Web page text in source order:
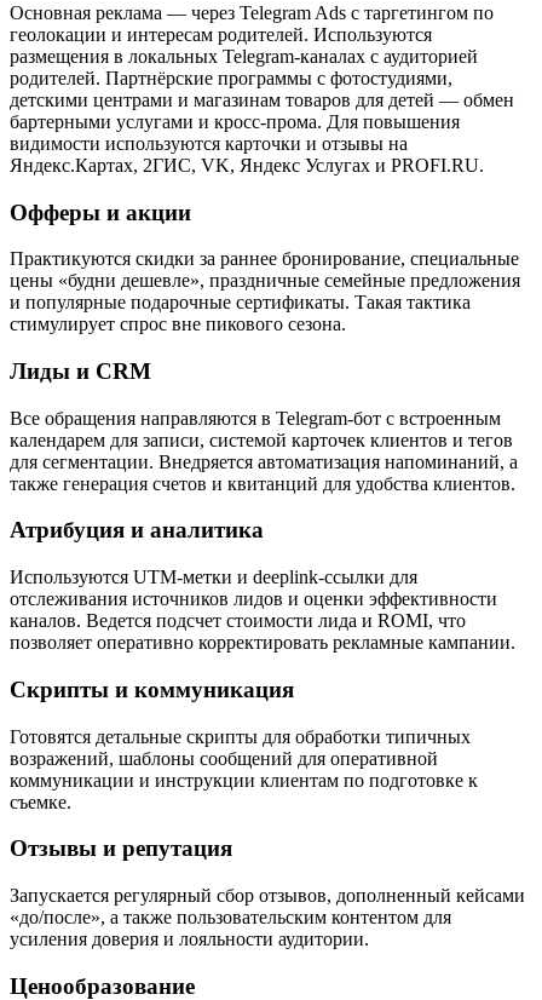
Основная реклама — через Telegram Ads с таргетингом по
геолокации и интересам родителей. Используются
размещения в локальных Telegram-каналах с аудиторией
родителей. Партнёрские программы с фотостудиями,
детскими центрами и магазинам товаров для детей — обмен
бартерными услугами и кросс-прома. Для повышения
видимости используются карточки и отзывы на
Яндекс.Картах, 2ГИС, VK, Яндекс Услугах и PROFI.RU.
Офферы и акции
Практикуются скидки за раннее бронирование, специальные
цены «будни дешевле», праздничные семейные предложения
и популярные подарочные сертификаты. Такая тактика
стимулирует спрос вне пикового сезона.
Лиды и CRM
Все обращения направляются в Telegram-бот с встроенным
календарем для записи, системой карточек клиентов и тегов
для сегментации. Внедряется автоматизация напоминаний, а
также генерация счетов и квитанций для удобства клиентов.
Атрибуция и аналитика
Используются UTM-метки и deeplink-ссылки для
отслеживания источников лидов и оценки эффективности
каналов. Ведется подсчет стоимости лида и ROMI, что
позволяет оперативно корректировать рекламные кампании.
Скрипты и коммуникация
Готовятся детальные скрипты для обработки типичных
возражений, шаблоны сообщений для оперативной
коммуникации и инструкции клиентам по подготовке к
съемке.
Отзывы и репутация
Запускается регулярный сбор отзывов, дополненный кейсами
«до/после», а также пользовательским контентом для
усиления доверия и лояльности аудитории.
Ценообразование